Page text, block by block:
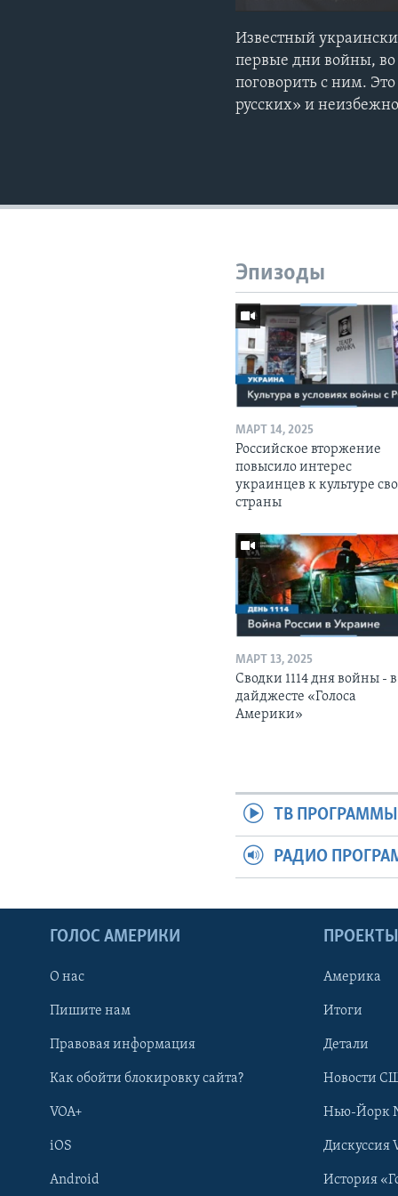
Известный
первые дни войны, во
поговорить с ним.
русских» и
Эпизоды
МАРТ 14, 2025
Российское вторжение
повысило интерес
украинцев к культуре
страны
МАРТ 13, 2025
Сводки 1114 дня войны - в
дайджесте «Голоса
Америки»
ТВ ПРОГРАММЫ
РАДИО
ГОЛОС АМЕРИКИ
О нас
Пишите нам
Правовая информация
Как обойти блокировку сайта?
VOA+
iOS
Android
ПРОЕКТЫ
Америка
Итоги
Детали
Новости
Нью-Йорк
Дискуссия
История